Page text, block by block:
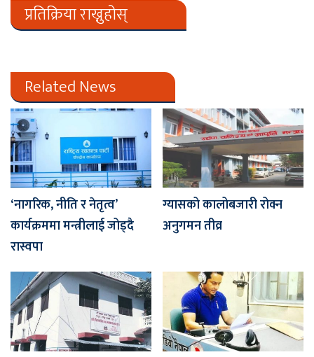
प्रतिक्रिया राख्नुहोस्
Related News
‘नागरिक, नीति र नेतृत्व’
कार्यक्रममा मन्त्रीलाई जोड्दै
रास्वपा
ग्यासको कालोबजारी रोक्न
अनुगमन तीव्र